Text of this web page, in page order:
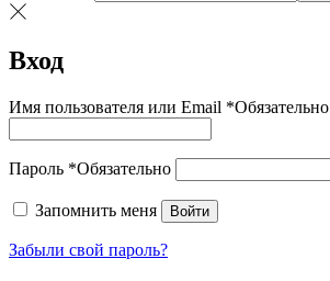
Вход
Имя пользователя или Email *Обязательно
Пароль *Обязательно
Запомнить меня Войти
Забыли свой пароль?